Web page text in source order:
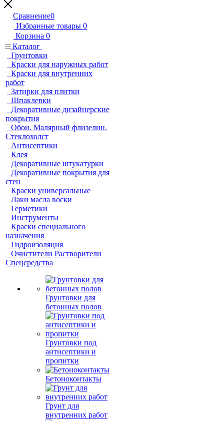
Сравнение0
Избранные товары 0
Корзина 0
Каталог
Грунтовки
Краски для наружных работ
Краски для внутренних
работ
Затирки для плитки
Шпаклевки
Декоративные дизайнерские
покрытия
Обои. Малярный флизелин.
Стеклохолст
Антисептики
Клея
Декоративные штукатурки
Декоративные покрытия для
стен
Краски универсальные
Лаки масла воски
Герметики
Инструменты
Краски специального
назначения
Гидроизоляция
Очистители Растворители
Спецсредства
Грунтовки для
бетонных полов
Грунтовки под
антисептики и
пропитки
Бетоноконтакты
Грунт для
внутренних работ